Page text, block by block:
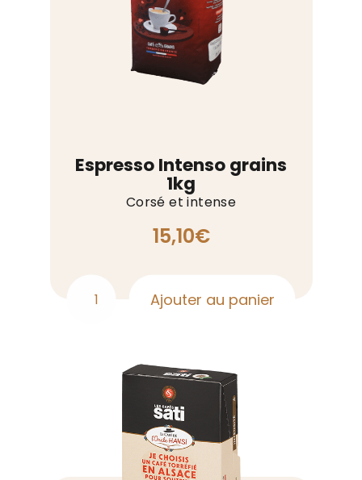
Espresso Intenso grains
1kg
Corsé et intense
15,10€
quantité
Espresso
Intenso
Ajouter au panier